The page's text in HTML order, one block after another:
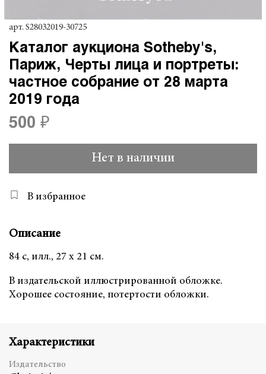
арт. S28032019-30725
Каталог аукциона Sotheby's,
Париж, Черты лица и портреты:
частное собрание от 28 марта
2019 года
500 ₽
Нет в наличии
В избранное
Описание
84 с, илл., 27 x 21 см.
В издательской иллюстрированной обложке.
Хорошее состояние, потертости обложки.
Характеристики
Издательство